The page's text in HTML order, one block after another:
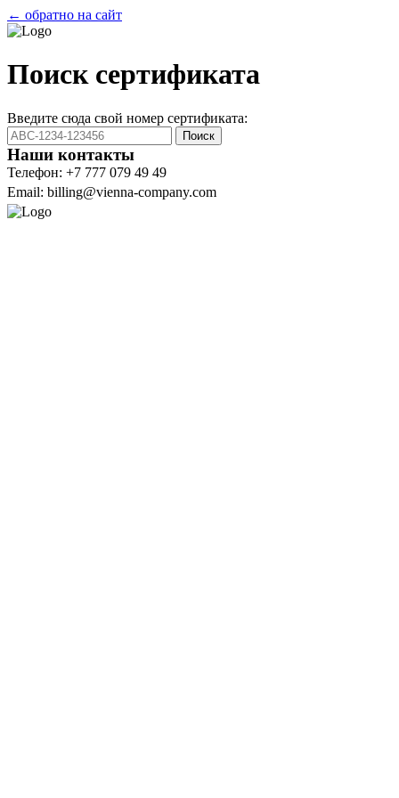
← обратно на сайт
Поиск сертификата
Введите сюда свой номер сертификата:
Поиск
Наши контакты
Телефон: +7 777 079 49 49
Email: billing@vienna-company.com